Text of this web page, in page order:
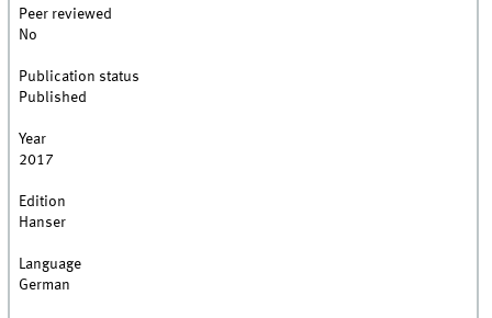
Peer reviewed
No
Publication status
Published
Year
2017
Edition
Hanser
Language
German